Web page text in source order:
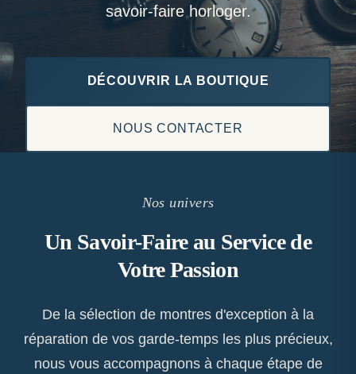
savoir-faire horloger.
DÉCOUVRIR LA BOUTIQUE
NOUS CONTACTER
Nos univers
Un Savoir-Faire au Service de
Votre Passion
De la sélection de montres d'exception à la
réparation de vos garde-temps les plus précieux,
nous vous accompagnons à chaque étape de